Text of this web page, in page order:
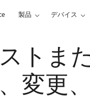
製品 デバイス
トま
変更